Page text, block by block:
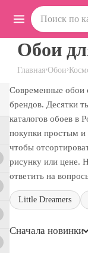
Главная›Обои›
Обои
Современные обои
брендов. Десятки
каталогов обоев в
покупки простым
чтобы
рисунку или цене.
ответить на
Little Dreamers
Сначала новинки